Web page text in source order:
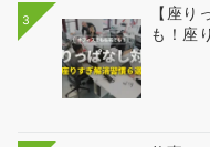
3
【座
も！座